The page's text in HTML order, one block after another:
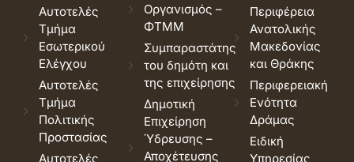
Αυτοτελές
Τμήμα
Εσωτερικού
Ελέγχου
Αυτοτελές
Τμήμα
Πολιτικής
Προστασίας
Αυτοτελές
Οργανισμός –
ΦΤΜΜ
Συμπαραστάτης
του δημότη και
της επιχείρησης
Δημοτική
Επιχείρηση
Ύδρευσης –
Αποχέτευσης
Περιφέρεια
Ανατολικής
Μακεδονίας
και Θράκης
Περιφερειακή
Ενότητα
Δράμας
Ειδική
Υπηρεσίας